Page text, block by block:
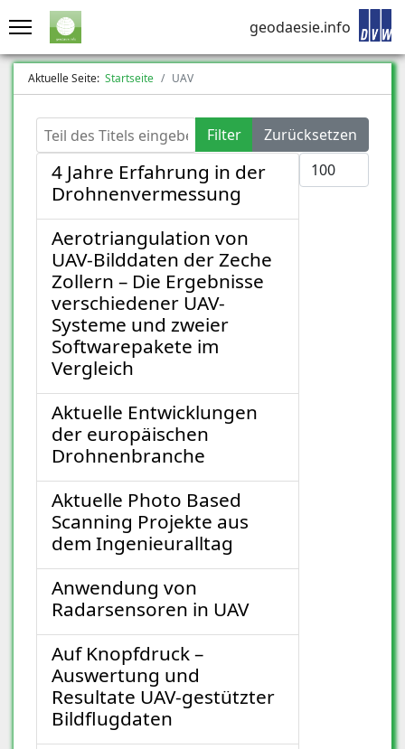
geodaesie.info
Aktuelle Seite: Startseite UAV
Teil des Titels eingeben Filter
Zurücksetzen
Anzeige #
4 Jahre Erfahrung in der
Drohnenvermessung
Aerotriangulation von
UAV-Bilddaten der Zeche
Zollern – Die Ergebnisse
verschiedener UAV-
Systeme und zweier
Softwarepakete im
Vergleich
Aktuelle Entwicklungen
der europäischen
Drohnenbranche
Aktuelle Photo Based
Scanning Projekte aus
dem Ingenieuralltag
Anwendung von
Radarsensoren in UAV
Auf Knopfdruck –
Auswertung und
Resultate UAV-gestützter
Bildflugdaten